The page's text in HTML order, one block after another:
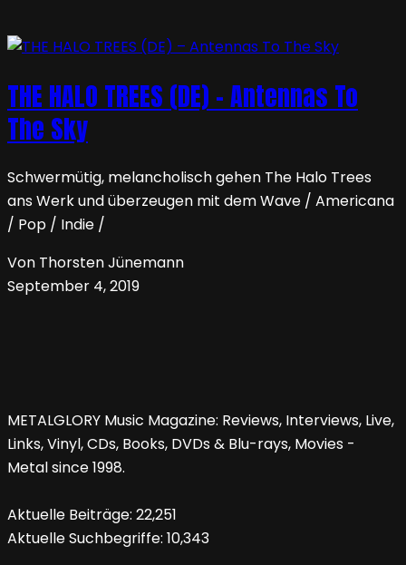
THE HALO TREES (DE) – Antennas To
The Sky
Schwermütig, melancholisch gehen The Halo Trees
ans Werk und überzeugen mit dem Wave / Americana
/ Pop / Indie /
Von Thorsten Jünemann
September 4, 2019
METALGLORY Music Magazine: Reviews, Interviews, Live,
Links, Vinyl, CDs, Books, DVDs & Blu-rays, Movies -
Metal since 1998.
Aktuelle Beiträge: 22,251
Aktuelle Suchbegriffe: 10,343